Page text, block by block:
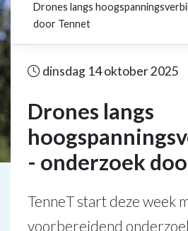
Drones langs
door Tennet
dinsdag 14 oktober 2025
Drones langs
- onderzoek
TenneT start deze week
voorbereidend